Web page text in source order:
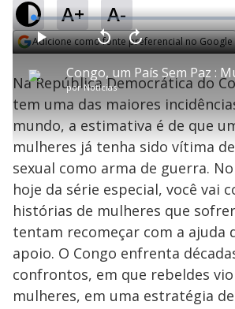
A+ A-
Adicione como fonte preferencial no Google
P
l
a
y
V
porNotícias
P V
t
a
r
0
e
g
n
d
s
A
a
ç
a
1
s
e
u
n
o
s
M
u
d
o
L
o
a
d
e
:
2
.
2
8
%
Na República Democrática do
tem uma das maiores
mundo, a estimativa é de que
mulheres já tenha sido vítima
sexual como arma de guerra.
hoje da série especial, você vai
histórias de mulheres que
tentam recomeçar com a ajuda
apoio. O Congo enfrenta
confrontos, em que rebeldes
mulheres, em uma estratégia